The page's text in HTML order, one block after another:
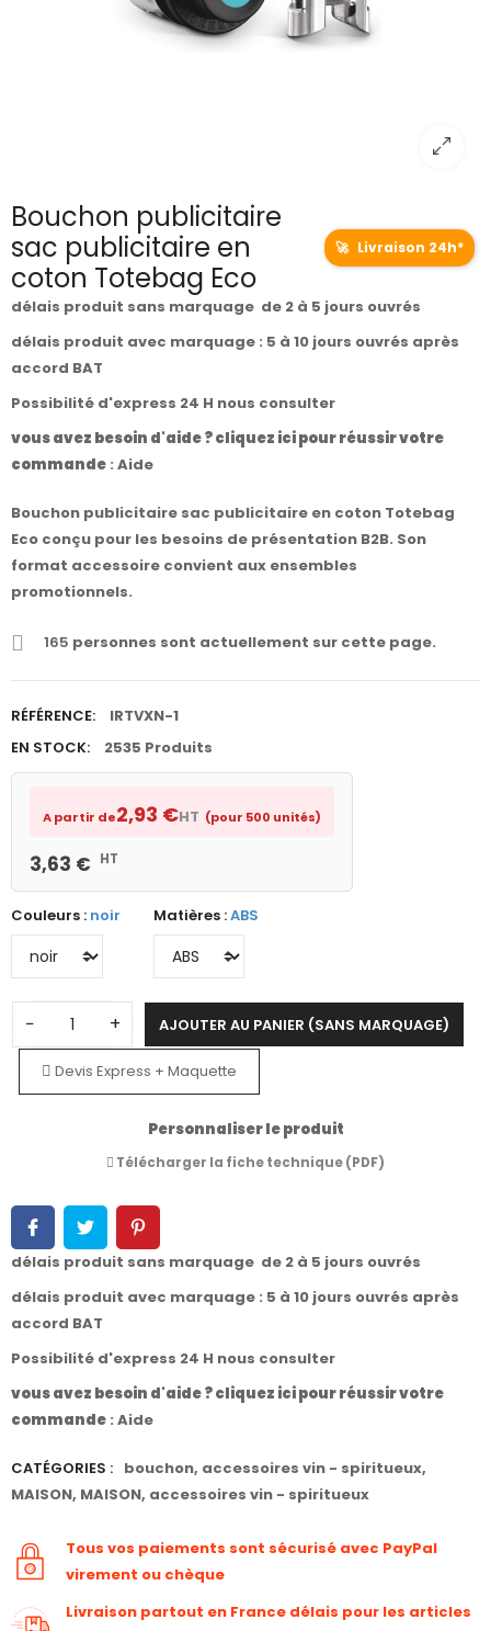
Bouchon publicitaire
sac publicitaire en
coton Totebag Eco
🚀 Livraison 24h*
délais produit sans marquage de 2 à 5 jours ouvrés
délais produit avec marquage : 5 à 10 jours ouvrés après
accord BAT
Possibilité d'express 24 H nous consulter
vous avez besoin d'aide ? cliquez ici pour réussir votre
commande : Aide
Bouchon publicitaire sac publicitaire en coton Totebag
Eco conçu pour les besoins de présentation B2B. Son
format accessoire convient aux ensembles
promotionnels.
165 personnes sont actuellement sur cette page.
RÉFÉRENCE:
IRTVXN-1
EN STOCK:
2535 Produits
A partir de2,93 €HT (pour 500 unités)
3,63 € HT
Couleurs : noir Matières :ABS
− + AJOUTER AU PANIER (SANS MARQUAGE)
Devis Express + Maquette
Personnaliser le produit
Télécharger la fiche technique (PDF)
délais produit sans marquage de 2 à 5 jours ouvrés
délais produit avec marquage : 5 à 10 jours ouvrés après
accord BAT
Possibilité d'express 24 H nous consulter
vous avez besoin d'aide ? cliquez ici pour réussir votre
commande : Aide
CATÉGORIES : bouchon, accessoires vin - spiritueux,
MAISON, MAISON, accessoires vin - spiritueux
Tous vos paiements sont sécurisé avec PayPal
virement ou chèque
Livraison partout en France délais pour les articles